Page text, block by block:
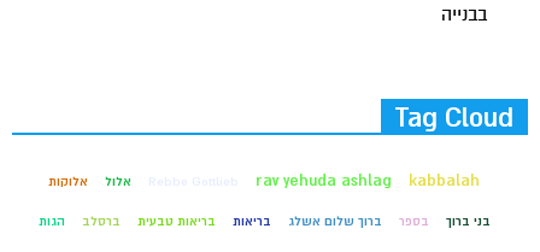
בבנייה
Tag Cloud
kabbalah
rav yehuda ashlag אלול אלוקות
בני ברוך בספר ברוך שלום אשלג בריאות בריאות טבעית ברסלב הגות